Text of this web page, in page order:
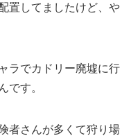
置してましたけど、や
ラでカドリー廃墟に行
です。
者さんが多くて狩り場